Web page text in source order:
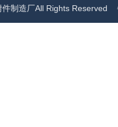
件制造厂All Rights Reserved